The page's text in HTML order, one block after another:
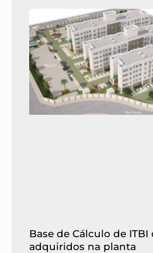
Base de Cálculo de ITBI
adquiridos na planta